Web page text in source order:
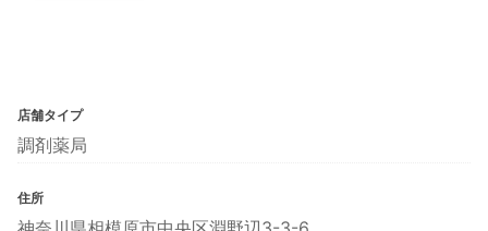
店舗タイプ
調剤薬局
住所